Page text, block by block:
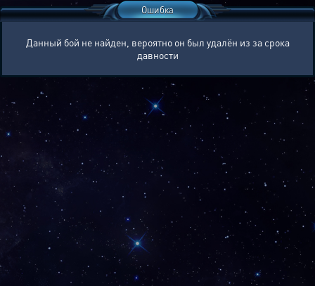
Ошибка
Данный бой не найден, вероятно он был удалён из за срока
давности